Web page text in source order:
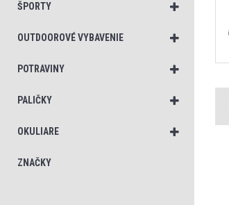
ŠPORTY
OUTDOOROVÉ VYBAVENIE
POTRAVINY
PALIČKY
OKULIARE
ZNAČKY